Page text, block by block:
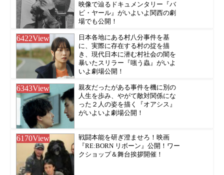
映像で辿るドキュメンタリー『バ
ビ・ヤール』がいよいよ関西の劇
場でも公開！
6422View
日本各地にある村八分事件を基
に、実際に存在する村の掟を描
き、現代日本に潜む村社会の闇を
暴いたスリラー『嗤う蟲』がいよ
いよ劇場公開！
6343View
親友だったがある事件を機に別の
人生を歩み、やがて敵対関係にな
った２人の姿を描く『オアシス』
がいよいよ劇場公開！
6170View
戦闘本能を研ぎ澄ませろ！映画
『RE:BORN リボーン』公開！ワー
クショップ＆舞台挨拶開催！